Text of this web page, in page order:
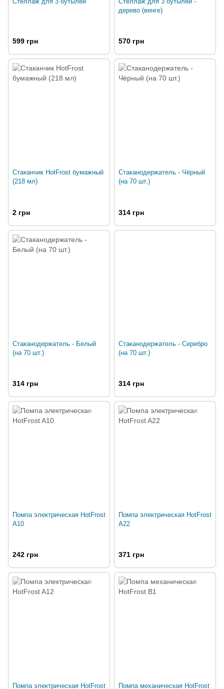
599 грн
дерево (венге)
570 грн
Стаканчик HotFrost бумажный
(218 мл)
2 грн
Стаканодержатель - Чёрный
(на 70 шт.)
314 грн
Стаканодержатель - Белый
(на 70 шт.)
314 грн
Стаканодержатель - Серебро
(на 70 шт.)
314 грн
Помпа электрическая HotFrost
A10
242 грн
Помпа электрическая HotFrost
A22
371 грн
Помпа электрическая HotFrost
Помпа механическая HotFrost